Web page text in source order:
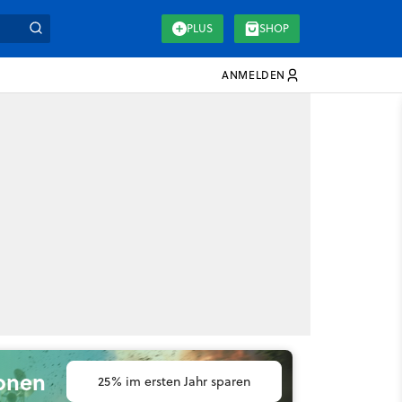
PLUS SHOP
ANMELDEN
25% im ersten Jahr sparen